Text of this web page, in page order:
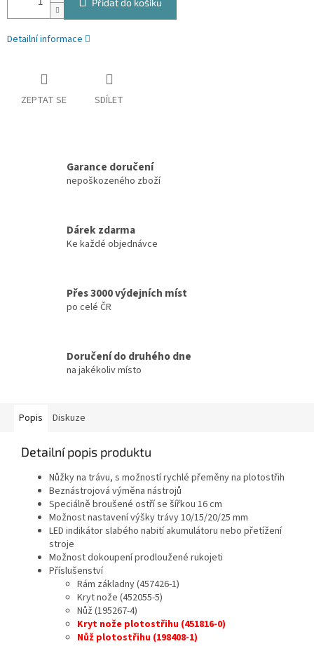
Přidat do košíku
Detailní informace
ZEPTAT SE SDÍLET
Garance doručení
nepoškozeného zboží
Dárek zdarma
Ke každé objednávce
Přes 3000 výdejních míst
po celé ČR
Doručení do druhého dne
na jakékoliv místo
Popis Diskuze
Detailní popis produktu
Nůžky na trávu, s možností rychlé přeměny na plotostřih
Beznástrojová výměna nástrojů
Speciálně broušené ostří se šířkou 16 cm
Možnost nastavení výšky trávy 10/15/20/25 mm
LED indikátor slabého nabití akumulátoru nebo přetížení
stroje
Možnost dokoupení prodloužené rukojeti
Příslušenství
Rám základny (457426-1)
Kryt nože (452055-5)
Nůž (195267-4)
Kryt nože plotostřihu (451816-0)
Nůž plotostřihu (198408-1)